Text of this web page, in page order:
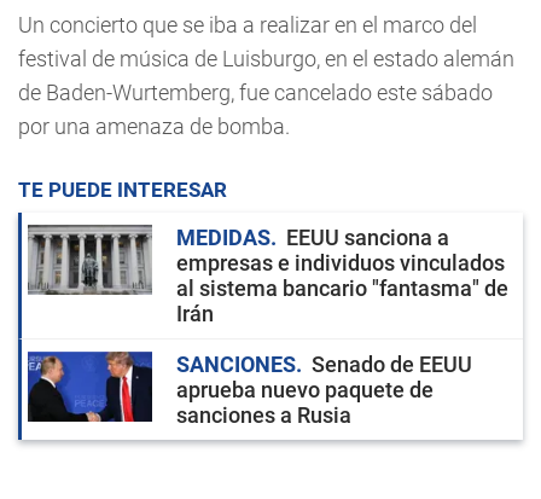
Un concierto que se iba a realizar en el marco del
festival de música de Luisburgo, en el estado alemán
de Baden-Wurtemberg, fue cancelado este sábado
por una amenaza de bomba.
TE PUEDE INTERESAR
MEDIDAS
EEUU sanciona a
empresas e individuos vinculados
al sistema bancario "fantasma" de
Irán
SANCIONES
Senado de EEUU
aprueba nuevo paquete de
sanciones a Rusia